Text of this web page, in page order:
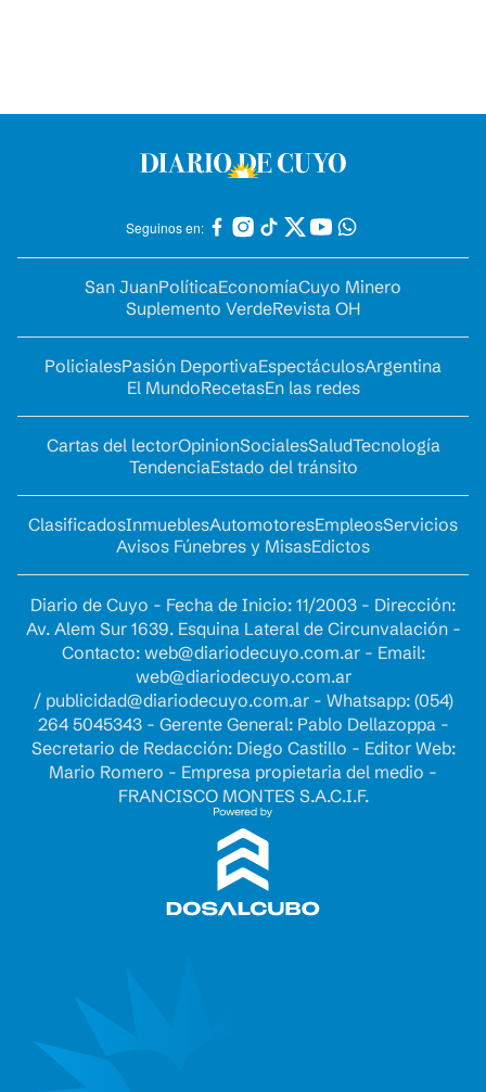
Seguinos en:
San JuanPolíticaEconomíaCuyo Minero
Suplemento VerdeRevista OH
PolicialesPasión DeportivaEspectáculosArgentina
El MundoRecetasEn las redes
Cartas del lectorOpinionSocialesSaludTecnología
TendenciaEstado del tránsito
ClasificadosInmueblesAutomotoresEmpleosServicios
Avisos Fúnebres y MisasEdictos
Diario de Cuyo - Fecha de Inicio: 11/2003 - Dirección:
Av. Alem Sur 1639. Esquina Lateral de Circunvalación -
Contacto: web@diariodecuyo.com.ar- Email:
web@diariodecuyo.com.ar
/ publicidad@diariodecuyo.com.ar- Whatsapp: (054)
264 5045343 - Gerente General: Pablo Dellazoppa -
Secretario de Redacción: Diego Castillo - Editor Web:
Mario Romero - Empresa propietaria del medio -
FRANCISCO MONTES S.A.C.I.F.